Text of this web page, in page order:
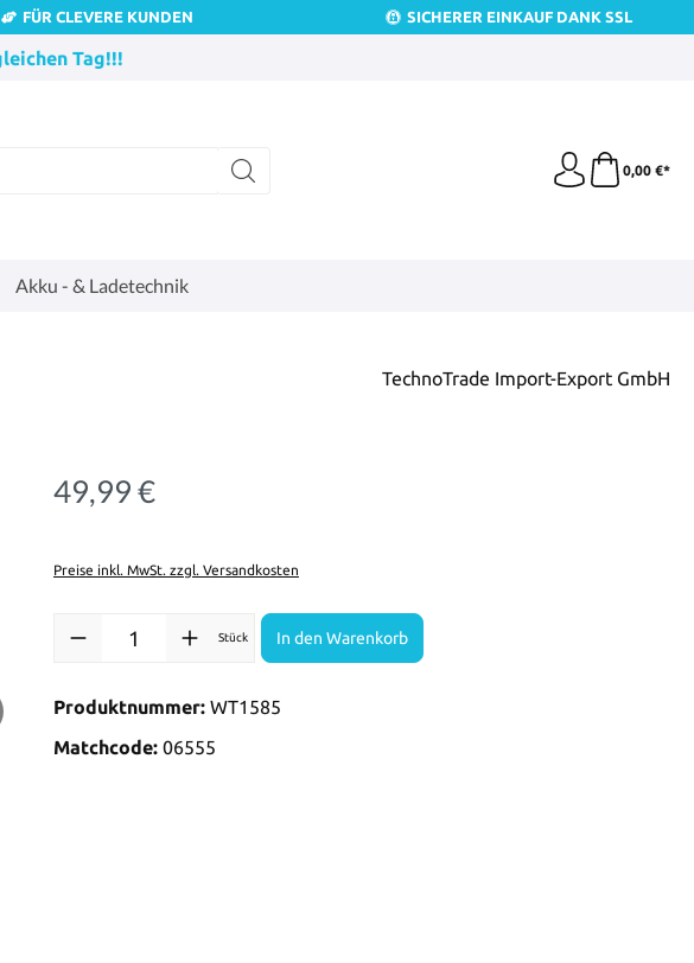
FÜR CLEVERE KUNDEN SICHERER EINKAUF DANK SSL
Tag!!!
0,00 €*
Akku - & Ladetechnik
TechnoTrade Import-Export GmbH
Regulärer Preis:
49,99 €
Preise inkl. MwSt. zzgl. Versandkosten
Produkt Anzahl: Gib den gewünschten Wert ein oder benutze die
Stück In den Warenkorb
Produktnummer: WT1585
Matchcode: 06555